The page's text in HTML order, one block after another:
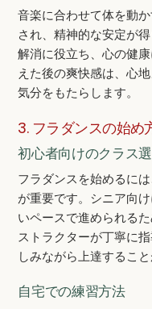
音楽に合わせて体を動
され、精神的な安定が
解消に役立ち、心の健
えた後の爽快感は、心
気分をもたらします。
3. フラダンスの始め
初心者向けのクラス
フラダンスを始めるに
が重要です。シニア向
いペースで進められる
ストラクターが丁寧に
しみながら上達すること
自宅での練習方法